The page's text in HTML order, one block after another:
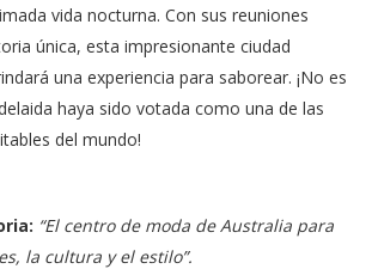
vida nocturna. Con sus reuniones
única, esta impresionante ciudad
una experiencia para saborear. ¡No es
haya sido votada como una de las
del mundo!
“El centro de moda de Australia para
la cultura y el estilo”.